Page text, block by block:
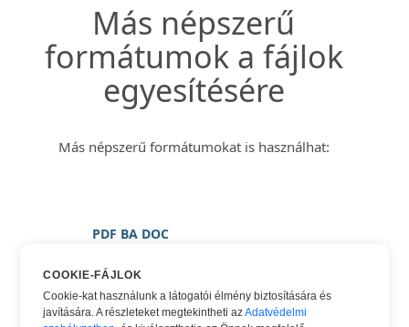
Más népszerű
formátumok a fájlok
egyesítésére
Más népszerű formátumokat is használhat:
PDF BA DOC
PDF BA KÉP
PDF BA PNG
COOKIE-FÁJLOK
Cookie-kat használunk a látogatói élmény biztosítására és
javítására. A részleteket megtekintheti azAdatvédelmi